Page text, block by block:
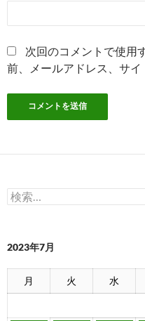
次回のコメントで使用
前、メールアドレス、サイ
検
索:
2023年7月
月 火 水